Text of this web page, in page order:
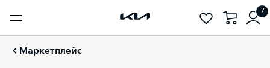
7
Маркетплейс